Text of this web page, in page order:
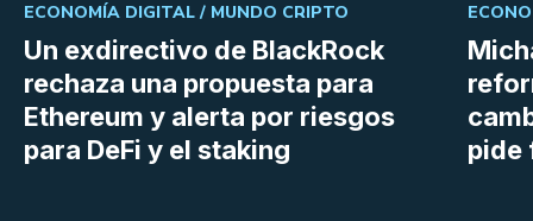
Un exdirectivo de BlackRock
rechaza una propuesta para
Ethereum y alerta por riesgos
para DeFi y el staking
ECONOMÍA DIGITAL / MUNDO CRIPTO
pide